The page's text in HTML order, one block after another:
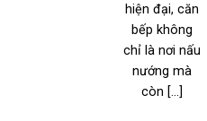
hiện đại, căn
bếp không
chỉ là nơi nấu
nướng mà
còn [...]